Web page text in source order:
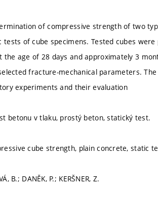
of compressive strength of two
of cube specimens. Tested cubes
age of 28 days and approximately 3
fracture-mechanical parameters.
experiments and their evaluation
betonu v tlaku, prostý beton, statický test.
cube strength, plain concrete, static
B.; DANĚK, P.; KERŠNER, Z.